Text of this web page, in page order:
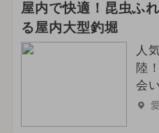
屋内で快適！昆虫ふ
る屋内大型釣堀
人
陸
会